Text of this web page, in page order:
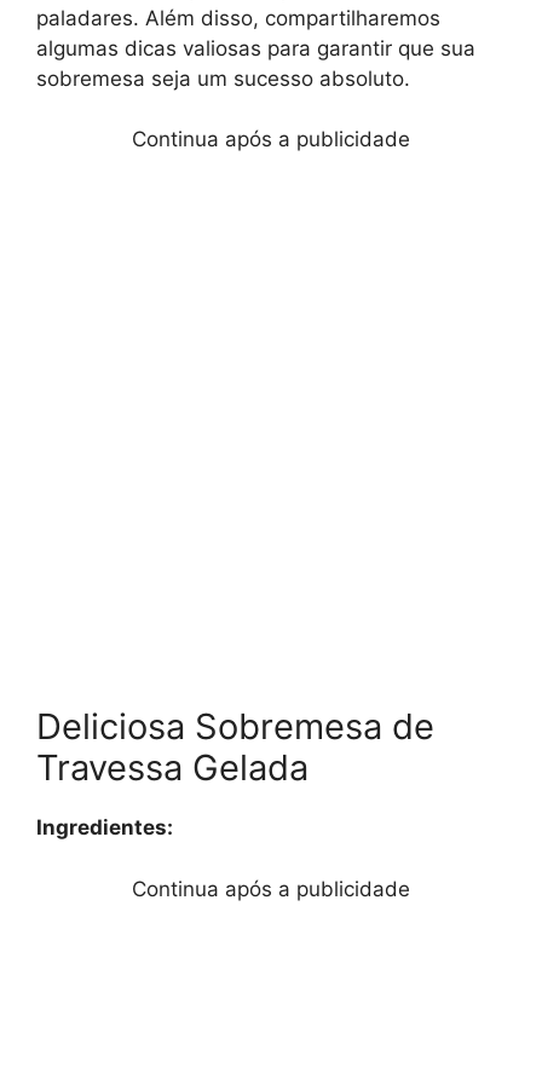
paladares. Além disso, compartilharemos
algumas dicas valiosas para garantir que sua
sobremesa seja um sucesso absoluto.
Continua após a publicidade
Deliciosa Sobremesa de
Travessa Gelada
Ingredientes:
Continua após a publicidade